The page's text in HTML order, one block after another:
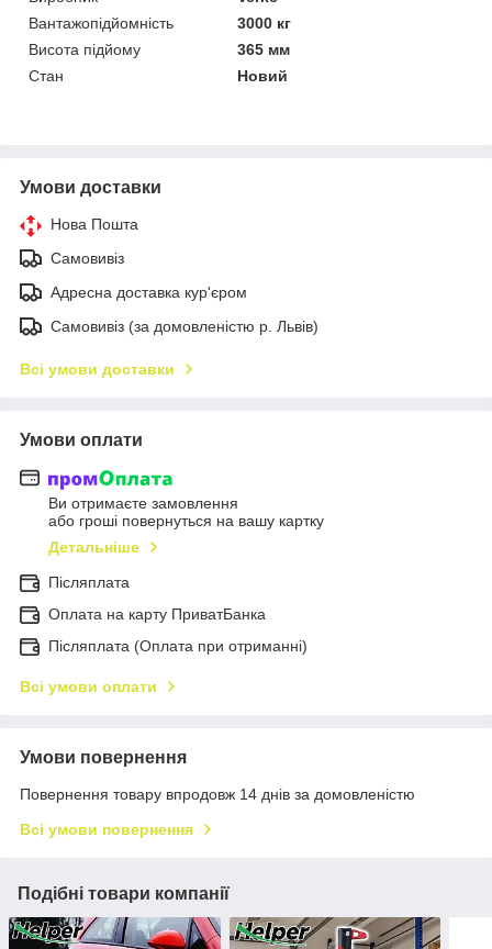
Вантажопідйомність
3000 кг
Висота підйому
365 мм
Стан
Новий
Умови доставки
Нова Пошта
Самовивіз
Адресна доставка кур'єром
Самовивіз (за домовленістю р. Львів)
Всі умови доставки
Умови оплати
Ви отримаєте замовлення
або гроші повернуться на вашу картку
Детальніше
Післяплата
Оплата на карту ПриватБанка
Післяплата (Оплата при отриманні)
Всі умови оплати
Умови повернення
Повернення товару впродовж 14 днів за домовленістю
Всі умови повернення
Подібні товари компанії